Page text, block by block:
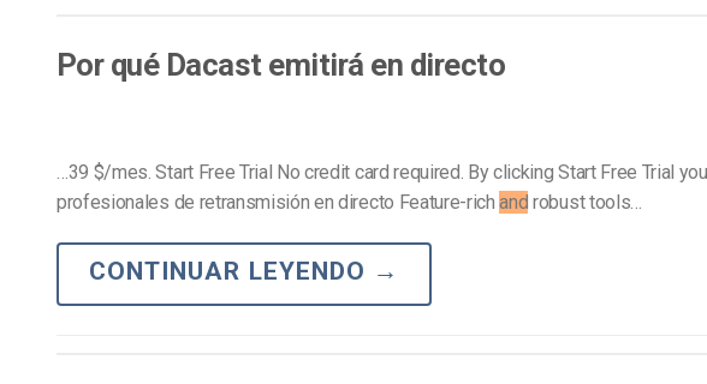
Por qué Dacast emitirá en directo
…39 $/mes. Start Free Trial No credit card required. By clicking Start Free Trial
profesionales de retransmisión en directo Feature-richand robust tools…
CONTINUAR LEYENDO →